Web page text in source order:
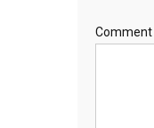
Comment